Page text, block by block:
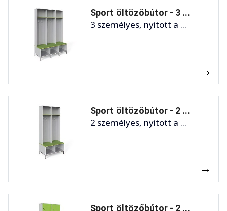
Sport öltözőbútor - 3 ...
3 személyes, nyitott a ...
Sport öltözőbútor - 2 ...
2 személyes, nyitott a ...
Sport öltözőbútor - 2 ...